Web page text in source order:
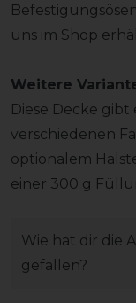
uns im Shop
Weitere
Diese Decke gibt
verschiedenen
optionalem
einer 300 g
Wie hat dir die
gefallen?